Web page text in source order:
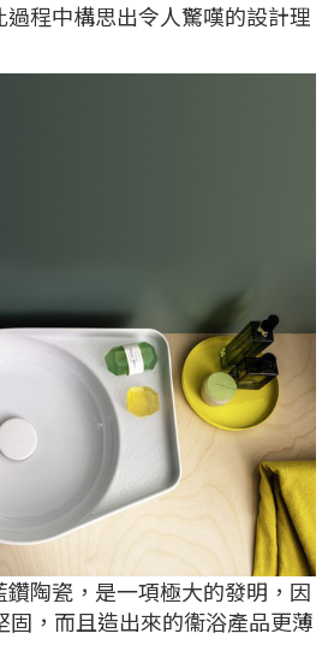
程中構思出令人驚嘆的設計理
陶瓷，是一項極大的發明，因
固，而且造出來的衞浴產品更薄